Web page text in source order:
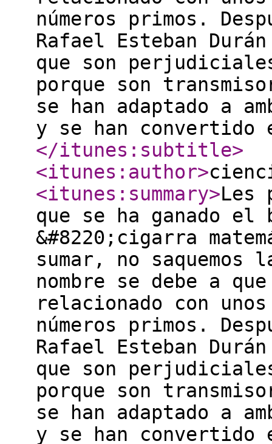
números primos.
Rafael Esteban
que son
porque son
se han adaptado a
y se han convertido
</itunes:subtitle>
<itunes:author>
<itunes:summary>Les
que se ha ganado el
&#8220;cigarra
sumar, no
nombre se debe a
relacionado con
números primos.
Rafael Esteban
que son
porque son
se han adaptado a
y se han convertido